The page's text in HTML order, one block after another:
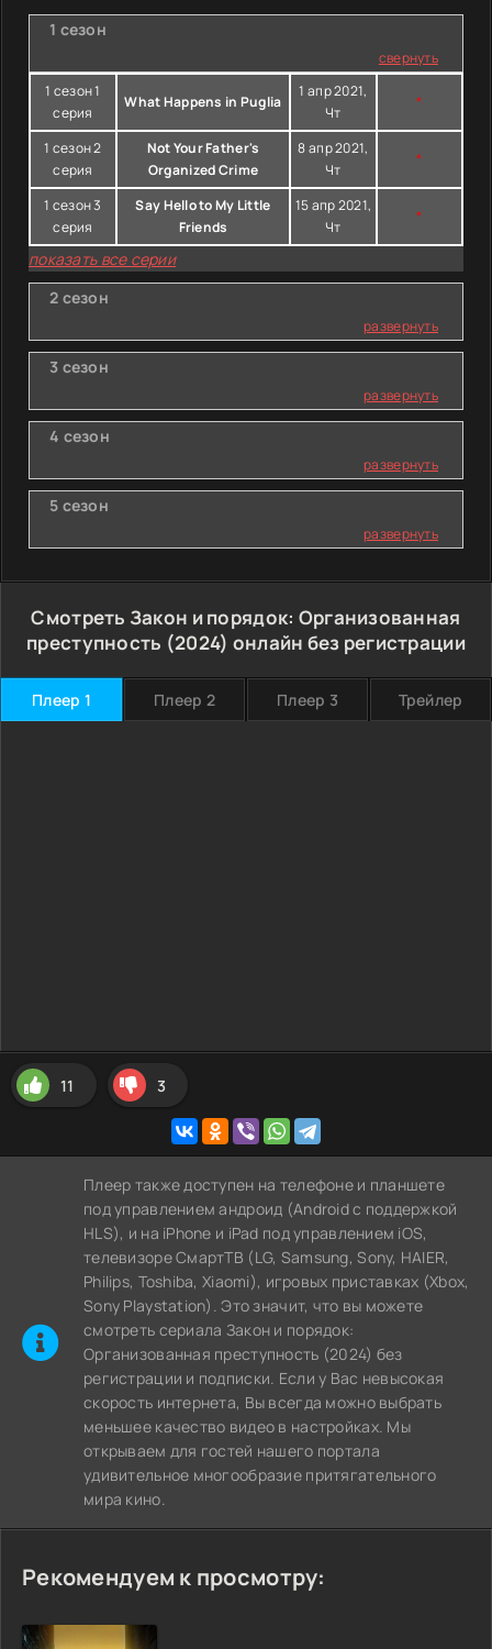
1 сезон
свернуть
1 сезон 1
серия
What Happens in Puglia
1 апр 2021,
Чт
*
1 сезон 2
серия
Not Your Father's
Organized Crime
8 апр 2021,
Чт
*
1 сезон 3
серия
Say Hello to My Little
Friends
15 апр 2021,
Чт
*
показать все серии
2 сезон
развернуть
3 сезон
развернуть
4 сезон
развернуть
5 сезон
развернуть
Смотреть Закон и порядок: Организованная
преступность (2024) онлайн без регистрации
Плеер 1 Плеер 2 Плеер 3 Трейлер
11 3
Плеер также доступен на телефоне и планшете
под управлением андроид (Android с поддержкой
HLS), и на iPhone и iPad под управлением iOS,
телевизоре СмартТВ (LG, Samsung, Sony, HAIER,
Philips, Toshiba, Xiaomi), игровых приставках (Xbox,
Sony Playstation). Это значит, что вы можете
cмотреть сериала Закон и порядок:
Организованная преступность (2024) без
регистрации и подписки. Если у Вас невысокая
скорость интернета, Вы всегда можно выбрать
меньшее качество видео в настройках. Мы
открываем для гостей нашего портала
удивительное многообразие притягательного
мира кино.
Рекомендуем к просмотру: